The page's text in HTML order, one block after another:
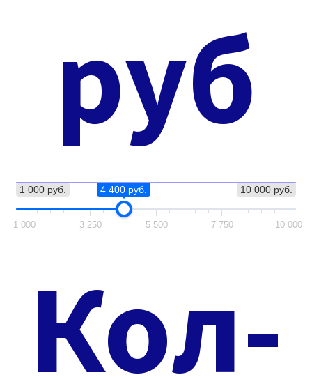
проверять их на оригинальность, вы можете почитать
НАЖМИТЕ ДЛЯ ПРОСМОТРА СТАТЬИ
ПОЧЕМУ МЫ
Гарантия лучшей̆ цены
Гарантия на товар и доставку
Тех.поддержка 24/7
Защита от подделок
Рассрочка 0%
Надежная упаковка
руб
1 000 руб. 10 000 руб.
4 400 руб.
1 000 3 250 5 500 7 750 10 000
Кол-